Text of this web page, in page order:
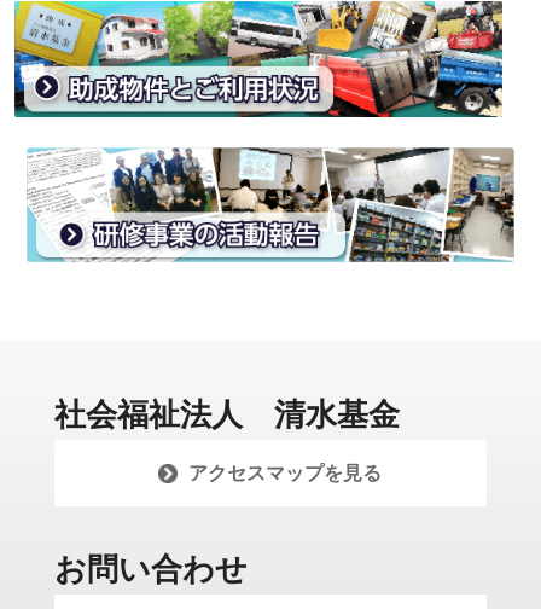
社会福祉法人 清水基金
アクセスマップを見る
お問い合わせ